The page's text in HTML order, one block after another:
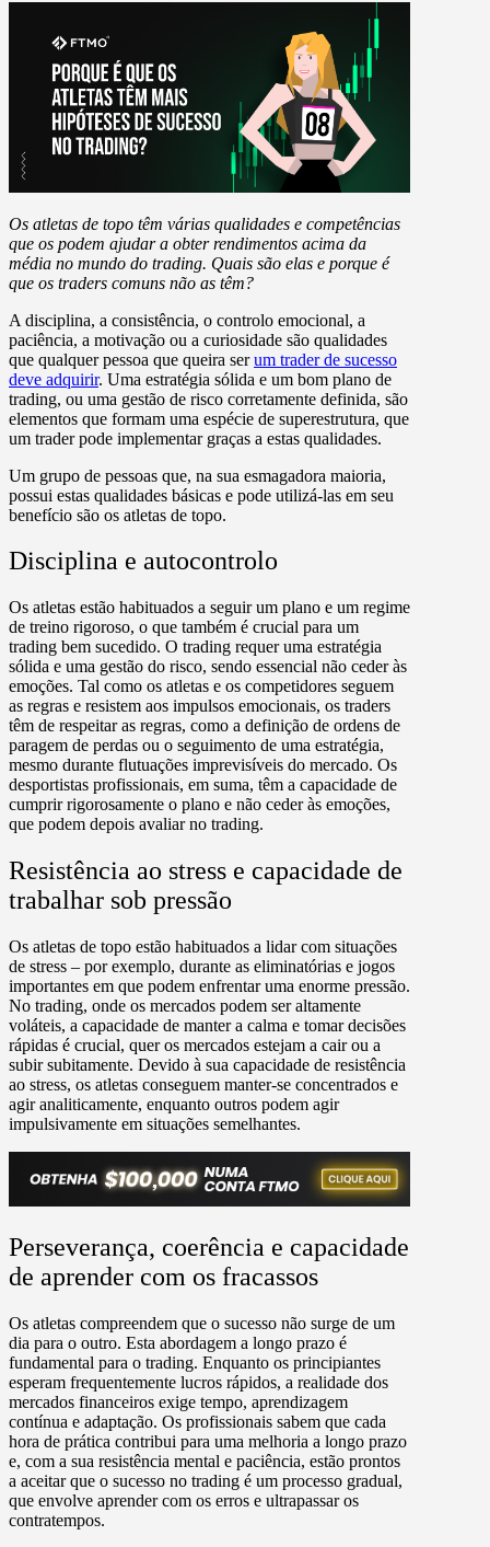
Os atletas de topo têm várias qualidades e competências
que os podem ajudar a obter rendimentos acima da
média no mundo do trading. Quais são elas e porque é
que os traders comuns não as têm?
A disciplina, a consistência, o controlo emocional, a
paciência, a motivação ou a curiosidade são qualidades
que qualquer pessoa que queira serum trader de sucesso
deve adquirir. Uma estratégia sólida e um bom plano de
trading, ou uma gestão de risco corretamente definida, são
elementos que formam uma espécie de superestrutura, que
um trader pode implementar graças a estas qualidades.
Um grupo de pessoas que, na sua esmagadora maioria,
possui estas qualidades básicas e pode utilizá-las em seu
benefício são os atletas de topo.
Disciplina e autocontrolo
Os atletas estão habituados a seguir um plano e um regime
de treino rigoroso, o que também é crucial para um
trading bem sucedido. O trading requer uma estratégia
sólida e uma gestão do risco, sendo essencial não ceder às
emoções. Tal como os atletas e os competidores seguem
as regras e resistem aos impulsos emocionais, os traders
têm de respeitar as regras, como a definição de ordens de
paragem de perdas ou o seguimento de uma estratégia,
mesmo durante flutuações imprevisíveis do mercado. Os
desportistas profissionais, em suma, têm a capacidade de
cumprir rigorosamente o plano e não ceder às emoções,
que podem depois avaliar no trading.
Resistência ao stress e capacidade de
trabalhar sob pressão
Os atletas de topo estão habituados a lidar com situações
de stress – por exemplo, durante as eliminatórias e jogos
importantes em que podem enfrentar uma enorme pressão.
No trading, onde os mercados podem ser altamente
voláteis, a capacidade de manter a calma e tomar decisões
rápidas é crucial, quer os mercados estejam a cair ou a
subir subitamente. Devido à sua capacidade de resistência
ao stress, os atletas conseguem manter-se concentrados e
agir analiticamente, enquanto outros podem agir
impulsivamente em situações semelhantes.
Perseverança, coerência e capacidade
de aprender com os fracassos
Os atletas compreendem que o sucesso não surge de um
dia para o outro. Esta abordagem a longo prazo é
fundamental para o trading. Enquanto os principiantes
esperam frequentemente lucros rápidos, a realidade dos
mercados financeiros exige tempo, aprendizagem
contínua e adaptação. Os profissionais sabem que cada
hora de prática contribui para uma melhoria a longo prazo
e, com a sua resistência mental e paciência, estão prontos
a aceitar que o sucesso no trading é um processo gradual,
que envolve aprender com os erros e ultrapassar os
contratempos.